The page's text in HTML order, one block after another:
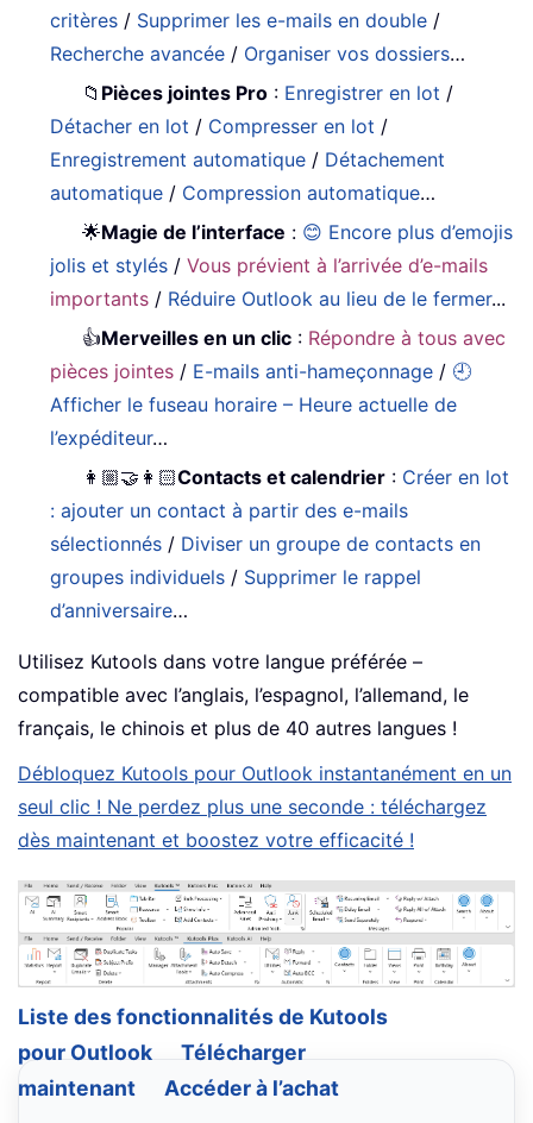
critères / Supprimer les e-mails en double /
Recherche avancée / Organiser vos dossiers…
📁 Pièces jointes Pro : Enregistrer en lot /
Détacher en lot / Compresser en lot /
Enregistrement automatique / Détachement
automatique / Compression automatique…
🌟Magie de l’interface : 😊 Encore plus d’emojis
jolis et stylés /Vous prévient à l’arrivée d’e-mails
importants / Réduire Outlook au lieu de le fermer...
👍Merveilles en un clic : Répondre à tous avec
pièces jointes / E-mails anti-hameçonnage / 🕘
Afficher le fuseau horaire – Heure actuelle de
l’expéditeur…
👩🏼‍🤝‍👩🏻Contacts et calendrier : Créer en lot
: ajouter un contact à partir des e-mails
sélectionnés / Diviser un groupe de contacts en
groupes individuels / Supprimer le rappel
d’anniversaire…
Utilisez Kutools dans votre langue préférée –
compatible avec l’anglais, l’espagnol, l’allemand, le
français, le chinois et plus de 40 autres langues !
Débloquez Kutools pour Outlook instantanément en un
seul clic ! Ne perdez plus une seconde : téléchargez
dès maintenant et boostez votre efficacité !
Liste des fonctionnalités de Kutools
pour Outlook
Télécharger
maintenant
Accéder à l’achat